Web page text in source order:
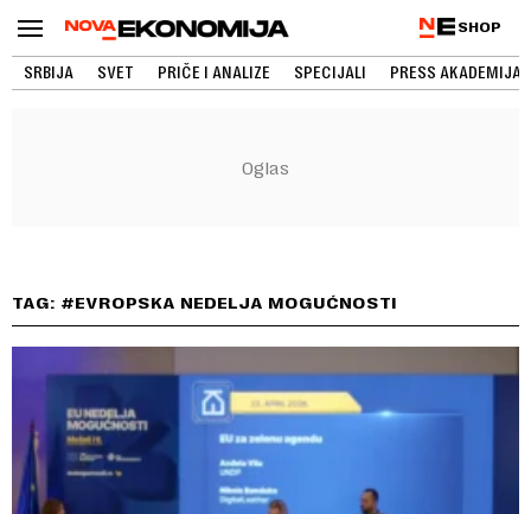
SHOP
SRBIJA SVET PRIČE I ANALIZE SPECIJALI PRESS AKADEMIJA
TAG: #EVROPSKA NEDELJA MOGUĆNOSTI